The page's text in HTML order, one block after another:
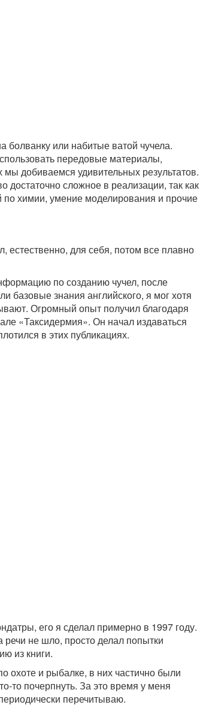
болванку или набитые ватой чучела.
передовые материалы,
добиваемся удивительных результатов.
достаточно сложное в реализации, так как
по химии, умение моделирования и прочие
естественно, для себя, потом все плавно
по созданию чучел, после
базовые знания английского, я мог хотя
Огромный опыт получил благодаря
«Таксидермия». Он начал издаваться
в этих публикациях.
его я сделал примерно в 1997 году.
речи не шло, просто делал попытки
из книги.
охоте и рыбалке, в них частично были
то почерпнуть. За это время у меня
перечитываю.